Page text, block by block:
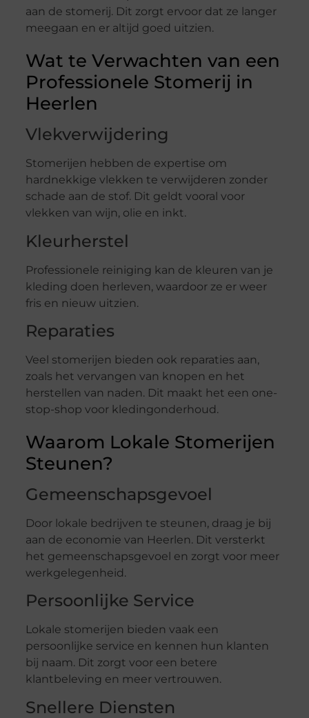
aan de stomerij. Dit zorgt ervoor dat ze langer
meegaan en er altijd goed uitzien.
Wat te Verwachten van een
Professionele Stomerij in
Heerlen
Vlekverwijdering
Stomerijen hebben de expertise om
hardnekkige vlekken te verwijderen zonder
schade aan de stof. Dit geldt vooral voor
vlekken van wijn, olie en inkt.
Kleurherstel
Professionele reiniging kan de kleuren van je
kleding doen herleven, waardoor ze er weer
fris en nieuw uitzien.
Reparaties
Veel stomerijen bieden ook reparaties aan,
zoals het vervangen van knopen en het
herstellen van naden. Dit maakt het een one-
stop-shop voor kledingonderhoud.
Waarom Lokale Stomerijen
Steunen?
Gemeenschapsgevoel
Door lokale bedrijven te steunen, draag je bij
aan de economie van Heerlen. Dit versterkt
het gemeenschapsgevoel en zorgt voor meer
werkgelegenheid.
Persoonlijke Service
Lokale stomerijen bieden vaak een
persoonlijke service en kennen hun klanten
bij naam. Dit zorgt voor een betere
klantbeleving en meer vertrouwen.
Snellere Diensten